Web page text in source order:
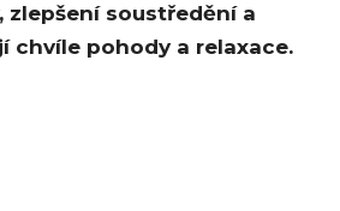
zlepšení soustředění a
chvíle pohody a relaxace.